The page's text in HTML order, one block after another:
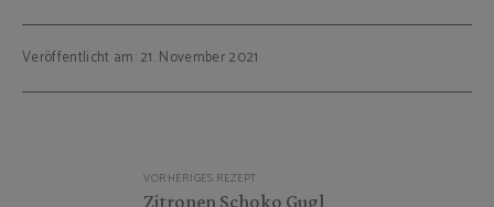
Veröffentlicht am: 21. November 2021
VORHERIGES REZEPT
Zitronen Schoko Gugl